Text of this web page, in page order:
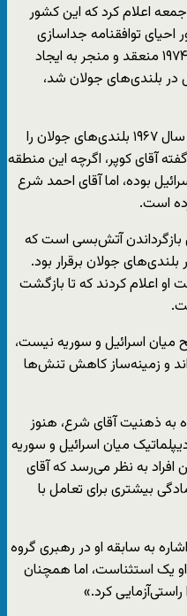
اعلام کرد که این کشور
احیای توافقنامه جداسازی
نیروهای سوریه و اسرائیل که در سال ۱۹۷۴ منعقد و منجر به ایجاد
بلندی‌های جولان شد،
اسرائيل در جریان جنگ شش روزه در سال ۱۹۶۷ بلندی‌های جولان را
آقای کوپر، اگرچه این منطقه
بوده، اما آقای احمد شرع
است.
عملا به معنای بازگرداندن آتش‌بسی است که
جولان برقرار بود.
اعلام کردند که تا بازگشت
معنای صلح میان اسرائیل و سوریه نیست،
و زمینه‌ساز کاهش تنش‌ها
به ذهنیت آقای شرع، هنوز
میان اسرائيل و سوریه
افراد به نظر می‌رسد که آقای
بیشتری برای تعامل با
به سابقه او در رهبری گروه
یک استثناست، اما همچنان
کرد.»